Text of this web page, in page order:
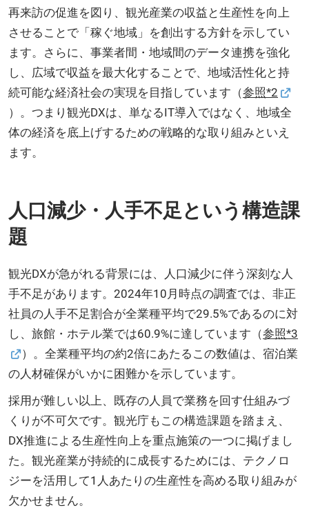
再来訪の促進を図り、観光産業の収益と生産性を向上
させることで「稼ぐ地域」を創出する方針を示してい
ます。さらに、事業者間・地域間のデータ連携を強化
し、広域で収益を最大化することで、地域活性化と持
続可能な経済社会の実現を目指しています（参照*2
）。つまり観光DXは、単なるIT導入ではなく、地域全
体の経済を底上げするための戦略的な取り組みといえ
ます。
人口減少・人手不足という構造課
題
観光DXが急がれる背景には、人口減少に伴う深刻な人
手不足があります。2024年10月時点の調査では、非正
社員の人手不足割合が全業種平均で29.5%であるのに対
し、旅館・ホテル業では60.9%に達しています（参照*3
）。全業種平均の約2倍にあたるこの数値は、宿泊業
の人材確保がいかに困難かを示しています。
採用が難しい以上、既存の人員で業務を回す仕組みづ
くりが不可欠です。観光庁もこの構造課題を踏まえ、
DX推進による生産性向上を重点施策の一つに掲げまし
た。観光産業が持続的に成長するためには、テクノロ
ジーを活用して1人あたりの生産性を高める取り組みが
欠かせません。